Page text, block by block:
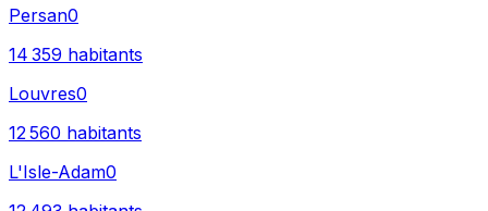
Persan0
14 359 habitants
Louvres0
12 560 habitants
L'Isle-Adam0